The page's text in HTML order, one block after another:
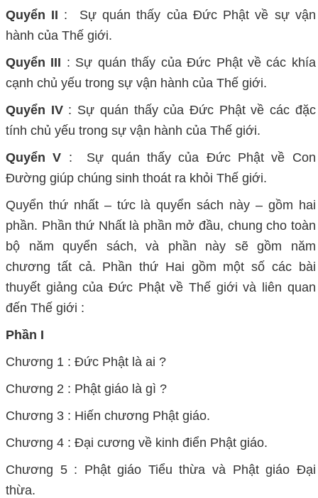
Quyển II : Sự quán thấy của Đức Phật về sự vận
hành của Thế giới.
Quyển III : Sự quán thấy của Đức Phật về các khía
cạnh chủ yếu trong sự vận hành của Thế giới.
Quyển IV: Sự quán thấy của Đức Phật về các đặc
tính chủ yếu trong sự vận hành của Thế giới.
Quyển V : Sự quán thấy của Đức Phật về Con
Đường giúp chúng sinh thoát ra khỏi Thế giới.
Quyển thứ nhất – tức là quyển sách này – gồm hai
phần. Phần thứ Nhất là phần mở đầu, chung cho toàn
bộ năm quyển sách, và phần này sẽ gồm năm
chương tất cả. Phần thứ Hai gồm một số các bài
thuyết giảng của Đức Phật về Thế giới và liên quan
đến Thế giới :
Phần I
Chương 1 : Đức Phật là ai ?
Chương 2 : Phật giáo là gì ?
Chương 3 : Hiến chương Phật giáo.
Chương 4 : Đại cương về kinh điển Phật giáo.
Chương 5 : Phật giáo Tiểu thừa và Phật giáo Đại
thừa.